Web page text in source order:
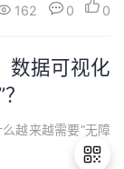
162 0 0
数据可视化
越来越需要“无障